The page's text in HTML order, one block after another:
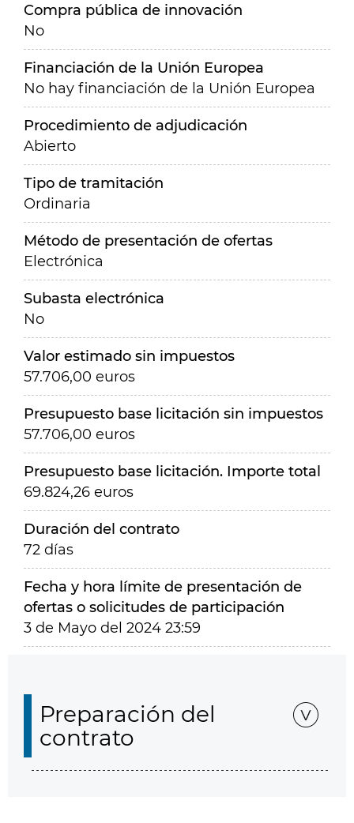
Compra pública de innovación
No
Financiación de la Unión Europea
No hay financiación de la Unión Europea
Procedimiento de adjudicación
Abierto
Tipo de tramitación
Ordinaria
Método de presentación de ofertas
Electrónica
Subasta electrónica
No
Valor estimado sin impuestos
57.706,00 euros
Presupuesto base licitación sin impuestos
57.706,00 euros
Presupuesto base licitación. Importe total
69.824,26 euros
Duración del contrato
72 días
Fecha y hora límite de presentación de
ofertas o solicitudes de participación
3 de Mayo del 2024 23:59
Preparación del
contrato